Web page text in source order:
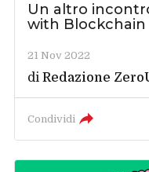
Un altro
with Blockchain
21 Nov 2022
diRedazione
Condividi